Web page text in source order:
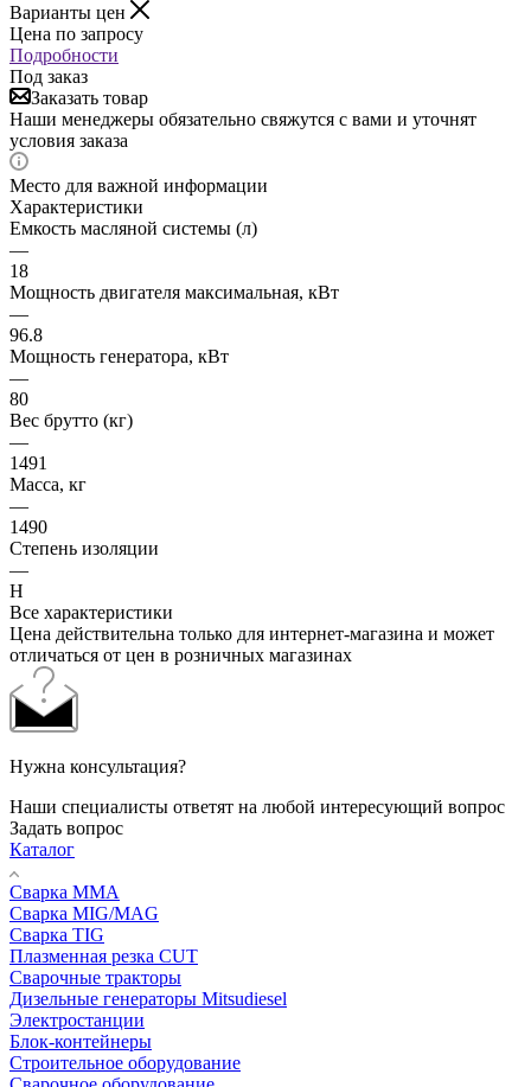
Варианты цен
Цена по запросу
Подробности
Под заказ
Заказать товар
Наши менеджеры обязательно свяжутся с вами и уточнят
условия заказа
Место для важной информации
Характеристики
Емкость масляной системы (л)
—
18
Мощность двигателя максимальная, кВт
—
96.8
Мощность генератора, кВт
—
80
Вес брутто (кг)
—
1491
Масса, кг
—
1490
Степень изоляции
—
H
Все характеристики
Цена действительна только для интернет-магазина и может
отличаться от цен в розничных магазинах
Нужна консультация?
Наши специалисты ответят на любой интересующий вопрос
Задать вопрос
Каталог
Сварка MMA
Сварка MIG/MAG
Сварка TIG
Плазменная резка CUT
Сварочные тракторы
Дизельные генераторы Mitsudiesel
Электростанции
Блок-контейнеры
Строительное оборудование